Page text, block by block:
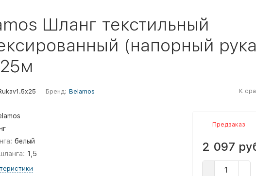
Шланг текстильный
(напорный
Бренд: Belamos К
белый
1,5
Предзаказ
2 097